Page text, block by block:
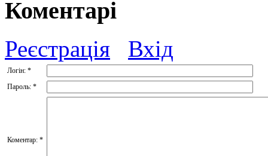
Коментарі
Реєстрація Вхід
Логін: *
Пароль: *
Коментар: *